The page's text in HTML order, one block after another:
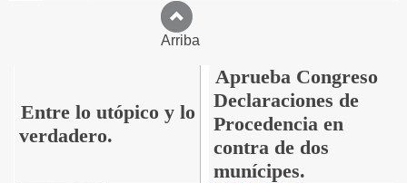
Arriba
Entre lo utópico y lo
verdadero.
Aprueba Congreso
Declaraciones de
Procedencia en
contra de dos
munícipes.